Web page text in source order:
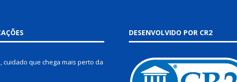
cuidado que chega mais perto da
DESENVOLVIDO POR CR2